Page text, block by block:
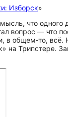
Изборск»
что
вопрос — что
общем‑то, всё.
на Трипстере.